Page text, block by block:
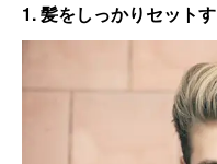
1. 髪をしっかりセット